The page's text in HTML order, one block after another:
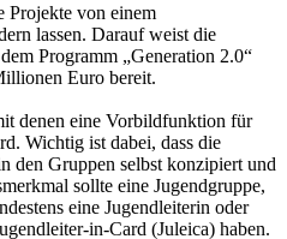
Projekte von einem
lassen. Darauf weist die
Programm „Generation 2.0“
Euro bereit.
denen eine Vorbildfunktion für
Wichtig ist dabei, dass die
den Gruppen selbst konzipiert und
sollte eine Jugendgruppe,
eine Jugendleiterin oder
in-Card (Juleica) haben.